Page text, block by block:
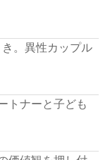
。異性カップル
トナーと子ども